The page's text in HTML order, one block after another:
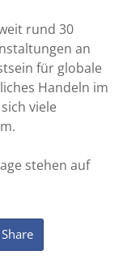
rund 30
an
für globale
Handeln im
viele
stehen auf